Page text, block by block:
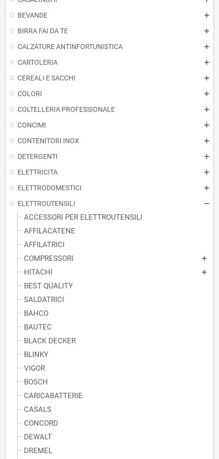
BEVANDE
BIRRA FAI DA TE
CALZATURE ANTINFORTUNISTICA
CARTOLERIA
CEREALI E SACCHI
COLORI
COLTELLERIA PROFESSIONALE
CONCIMI
CONTENITORI INOX
DETERGENTI
ELETTRICITA
ELETTRODOMESTICI
ELETTROUTENSILI
ACCESSORI PER ELETTROUTENSILI
AFFILACATENE
AFFILATRICI
COMPRESSORI
HITACHI
BEST QUALITY
SALDATRICI
BAHCO
BAUTEC
BLACK DECKER
BLINKY
VIGOR
BOSCH
CARICABATTERIE
CASALS
CONCORD
DEWALT
DREMEL